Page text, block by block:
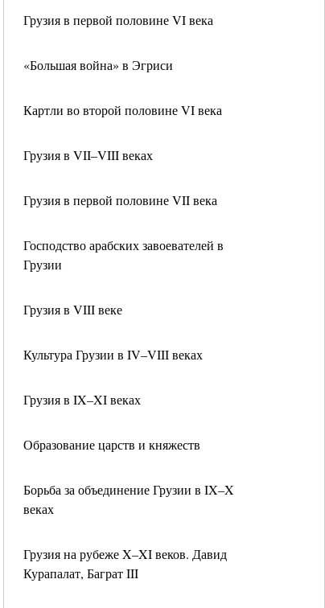
Грузия в первой половине VI века
«Большая война» в Эгриси
Картли во второй половине VI века
Грузия в VII–VIII веках
Грузия в первой половине VII века
Господство арабских завоевателей в
Грузии
Грузия в VIII веке
Культура Грузии в IV–VIII веках
Грузия в IX–XI веках
Образование царств и княжеств
Борьба за объединение Грузии в IX–X
веках
Грузия на рубеже X–XI веков. Давид
Курапалат, Баграт III